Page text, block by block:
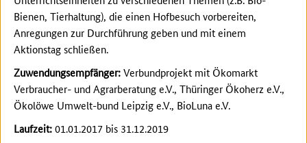
Bienen, Tierhaltung), die einen Hofbesuch vorbereiten,
Anregungen zur Durchführung geben und mit einem
Aktionstag schließen.
Zuwendungsempfänger:Verbundprojekt mit Ökomarkt
Verbraucher- und Agrarberatung e.V., Thüringer Ökoherz e.V.,
Ökolöwe Umwelt-bund Leipzig e.V., BioLuna e.V.
Laufzeit:01.01.2017 bis 31.12.2019